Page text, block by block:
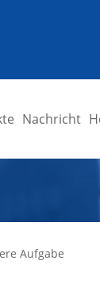
Nachricht
Aufgabe